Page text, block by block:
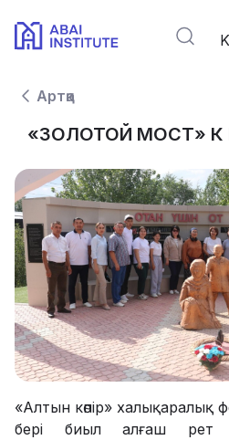
Артқа
«ЗОЛОТОЙ МОСТ»
«Алтын көпір» халықаралық
бері биыл алғаш рет